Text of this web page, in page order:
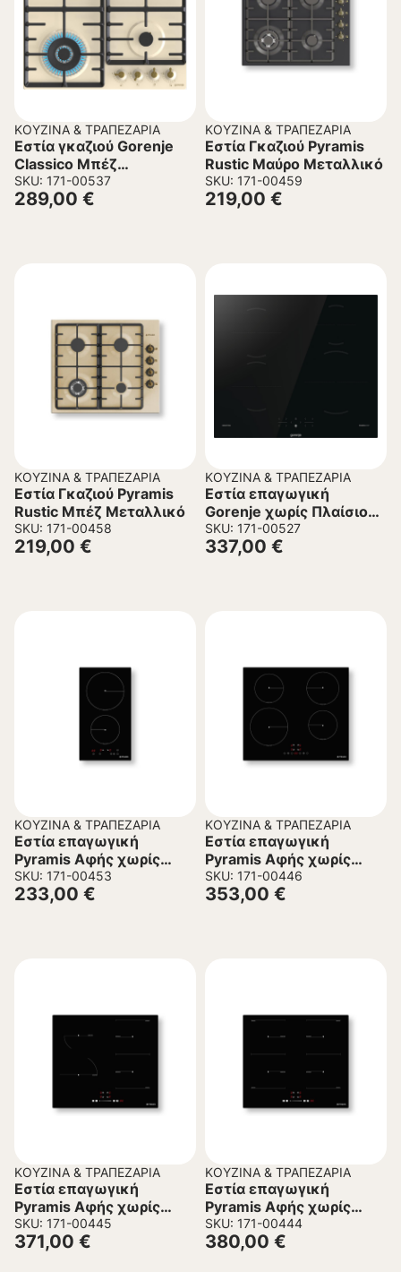
ΚΟΥΖΊΝΑ & ΤΡΑΠΕΖΑΡΊΑ
Εστία γκαζιού Gorenje
Classico Μπέζ
GW642CLI
SKU: 171-00537
289,00 €
ΚΟΥΖΊΝΑ & ΤΡΑΠΕΖΑΡΊΑ
Εστία Γκαζιού Pyramis
Rustic Μαύρο Μεταλλικό
SKU: 171-00459
219,00 €
ΚΟΥΖΊΝΑ & ΤΡΑΠΕΖΑΡΊΑ
Εστία Γκαζιού Pyramis
Rustic Μπέζ Μεταλλικό
SKU: 171-00458
219,00 €
ΚΟΥΖΊΝΑ & ΤΡΑΠΕΖΑΡΊΑ
Εστία επαγωγική
Gorenje χωρίς Πλαίσιο
GI6401BSC
SKU: 171-00527
337,00 €
ΚΟΥΖΊΝΑ & ΤΡΑΠΕΖΑΡΊΑ
Εστία επαγωγική
Pyramis Αφής χωρίς
Πλαίσιο PHI32230FMB
SKU: 171-00453
233,00 €
ΚΟΥΖΊΝΑ & ΤΡΑΠΕΖΑΡΊΑ
Εστία επαγωγική
Pyramis Αφής χωρίς
Πλαίσιο PHI62430FMB
SKU: 171-00446
353,00 €
ΚΟΥΖΊΝΑ & ΤΡΑΠΕΖΑΡΊΑ
Εστία επαγωγική
Pyramis Αφής χωρίς
Πλαίσιο PHI62432FMB
SKU: 171-00445
371,00 €
ΚΟΥΖΊΝΑ & ΤΡΑΠΕΖΑΡΊΑ
Εστία επαγωγική
Pyramis Αφής χωρίς
Πλαίσιο PHI63432FMB
SKU: 171-00444
380,00 €